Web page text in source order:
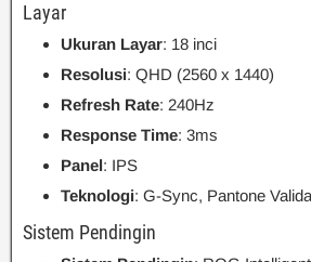
Layar
Ukuran Layar: 18 inci
Resolusi: QHD (2560 x 1440)
Refresh Rate: 240Hz
Response Time: 3ms
Panel: IPS
Teknologi: G-Sync, Pantone
Sistem Pendingin